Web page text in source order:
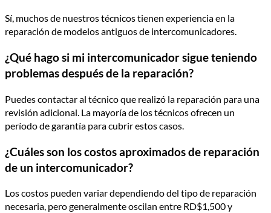
Sí, muchos de nuestros técnicos tienen experiencia en la
reparación de modelos antiguos de intercomunicadores.
¿Qué hago si mi intercomunicador sigue teniendo
problemas después de la reparación?
Puedes contactar al técnico que realizó la reparación para una
revisión adicional. La mayoría de los técnicos ofrecen un
período de garantía para cubrir estos casos.
¿Cuáles son los costos aproximados de reparación
de un intercomunicador?
Los costos pueden variar dependiendo del tipo de reparación
necesaria, pero generalmente oscilan entre RD$1,500 y